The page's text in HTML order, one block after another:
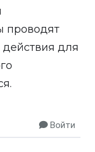
проводят
для
Войти